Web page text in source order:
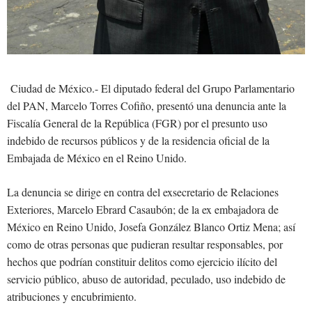
Ciudad de México.- El diputado federal del Grupo Parlamentario
del PAN, Marcelo Torres Cofiño, presentó una denuncia ante la
Fiscalía General de la República (FGR) por el presunto uso
indebido de recursos públicos y de la residencia oficial de la
Embajada de México en el Reino Unido.
La denuncia se dirige en contra del exsecretario de Relaciones
Exteriores, Marcelo Ebrard Casaubón; de la ex embajadora de
México en Reino Unido, Josefa González Blanco Ortiz Mena; así
como de otras personas que pudieran resultar responsables, por
hechos que podrían constituir delitos como ejercicio ilícito del
servicio público, abuso de autoridad, peculado, uso indebido de
atribuciones y encubrimiento.